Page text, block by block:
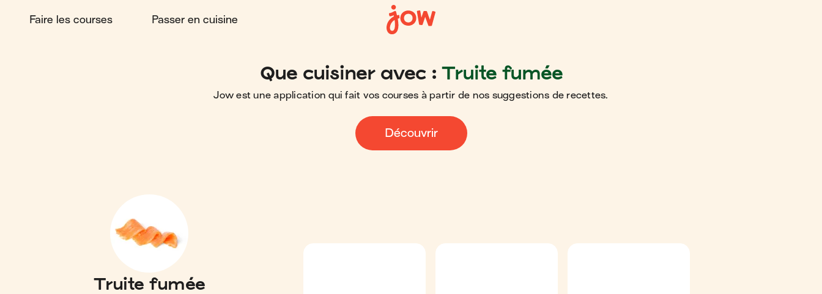
Faire les courses Passer en cuisine
Que cuisiner avec : Truite fumée
Jow est une application qui fait vos courses à partir de nos suggestions de recettes.
Découvrir
Truite fumée